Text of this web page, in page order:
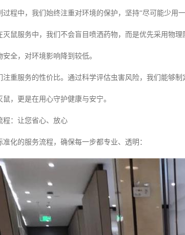
过程中，我们始终注重对环境的保护，坚持“尽可能少用
灭鼠服务中，我们不会盲目喷洒药物，而是优先采用物
安全，对环境影响降到较低。
注重服务的性价比。通过科学评估虫害风险，我们能够
鼠，更是在用心守护健康与安宁。
程：让您省心、放心
准化的服务流程，确保每一步都专业、透明：